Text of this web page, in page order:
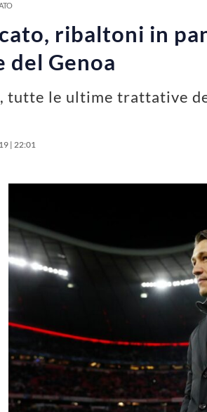
ribaltoni in
del Genoa
tutte le ultime trattative
| 22:01